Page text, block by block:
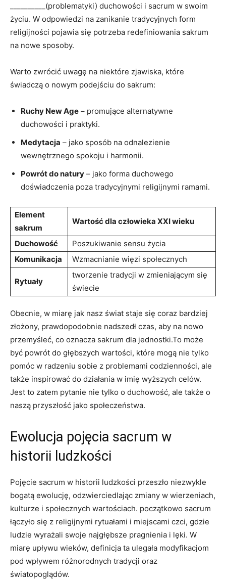
__________(problematyki) duchowości i sacrum w swoim
życiu. W odpowiedzi na zanikanie tradycyjnych form
religijności pojawia się potrzeba redefiniowania sakrum
na nowe sposoby.
Warto zwrócić uwagę na niektóre zjawiska, które
świadczą o nowym podejściu do sakrum:
Ruchy New Age – promujące alternatywne
duchowości i praktyki.
Medytacja – jako sposób na odnalezienie
wewnętrznego spokoju i harmonii.
Powrót do natury – jako forma duchowego
doświadczenia poza tradycyjnymi religijnymi ramami.
Element
sakrum
Wartość dla człowieka XXI wieku
Duchowość
Poszukiwanie sensu życia
Komunikacja
Wzmacnianie więzi społecznych
Rytuały
tworzenie tradycji w zmieniającym się
świecie
Obecnie, w miarę jak nasz świat staje się coraz bardziej
złożony, prawdopodobnie nadszedł czas, aby na nowo
przemyśleć, co oznacza sakrum dla jednostki.To może
być powrót do głębszych wartości, które mogą nie tylko
pomóc w radzeniu sobie z problemami codzienności, ale
także inspirować do działania w imię wyższych celów.
Jest to zatem pytanie nie tylko o duchowość, ale także o
naszą przyszłość jako społeczeństwa.
Ewolucja pojęcia sacrum w
historii ludzkości
Pojęcie sacrum w historii ludzkości przeszło niezwykle
bogatą ewolucję, odzwierciedlając zmiany w wierzeniach,
kulturze i społecznych wartościach. początkowo sacrum
łączyło się z religijnymi rytuałami i miejscami czci, gdzie
ludzie wyrażali swoje najgłębsze pragnienia i lęki. W
miarę upływu wieków, definicja ta ulegała modyfikacjom
pod wpływem różnorodnych tradycji oraz
światopoglądów.